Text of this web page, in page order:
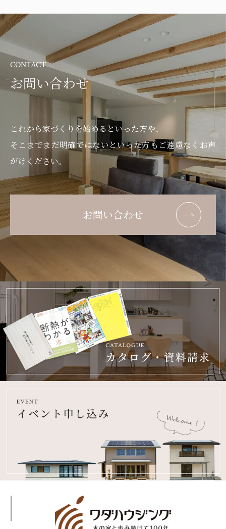
CONTACT
お問い合わせ
これから家づくりを始めるといった方や、
そこまでまだ明確ではないといった方もご遠慮なくお声
がけください。
お問い合わせ